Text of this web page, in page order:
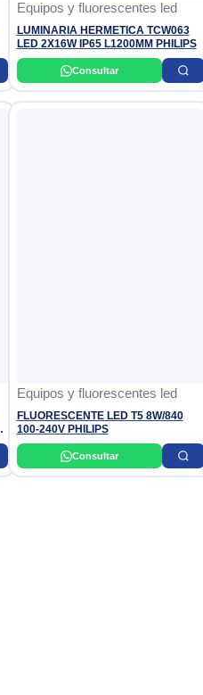
Equipos y fluorescentes led
LUMINARIA HERMETICA TCW063
LED 2X16W IP65 L1200MM PHILIPS
Consultar
Equipos y fluorescentes led
FLUORESCENTE LED T5 8W/840
100-240V PHILIPS
Consultar